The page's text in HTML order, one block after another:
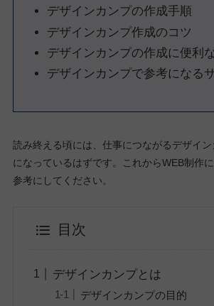
デザインカンプの作成手順
デザインカンプ作成のコツ
デザインカンプの作成に便利
デザインカンプで参考になる
読み終える頃には、仕事につながるデザイン
になっているはずです。これからWEB制作
参考にしてください。
目次
デザインカンプとは
デザインカンプの目的